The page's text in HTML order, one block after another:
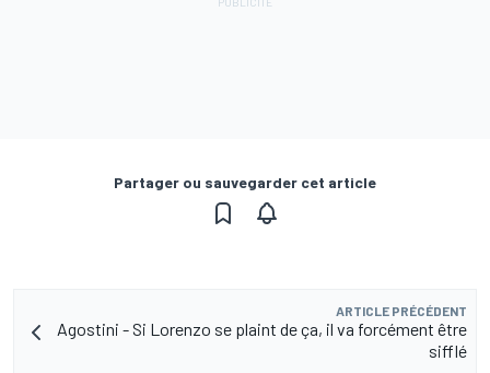
Partager ou sauvegarder cet article
ARTICLE PRÉCÉDENT
Agostini - Si Lorenzo se plaint de ça, il va forcément être
sifflé